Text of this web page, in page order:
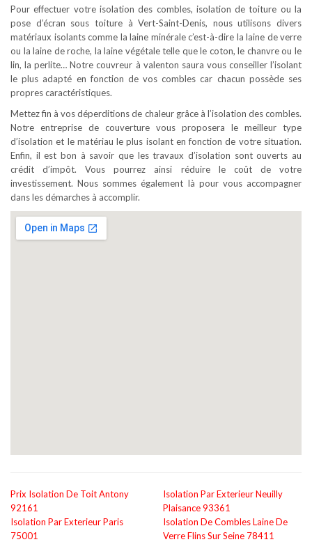
Pour effectuer votre isolation des combles, isolation de toiture ou la
pose d’écran sous toiture à Vert-Saint-Denis, nous utilisons divers
matériaux isolants comme la laine minérale c’est-à-dire la laine de verre
ou la laine de roche, la laine végétale telle que le coton, le chanvre ou le
lin, la perlite… Notre couvreur à valenton saura vous conseiller l’isolant
le plus adapté en fonction de vos combles car chacun possède ses
propres caractéristiques.
Mettez fin à vos déperditions de chaleur grâce à l’isolation des combles.
Notre entreprise de couverture vous proposera le meilleur type
d’isolation et le matériau le plus isolant en fonction de votre situation.
Enfin, il est bon à savoir que les travaux d’isolation sont ouverts au
crédit d’impôt. Vous pourrez ainsi réduire le coût de votre
investissement. Nous sommes également là pour vous accompagner
dans les démarches à accomplir.
Prix Isolation De Toit Antony
92161
Isolation Par Exterieur Paris
75001
Isolation Par Exterieur Neuilly
Plaisance 93361
Isolation De Combles Laine De
Verre Flins Sur Seine 78411